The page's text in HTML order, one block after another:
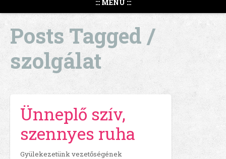
::: MENU :::
Posts Tagged /
szolgálat
Ünneplő szív,
szennyes ruha
Gyülekezetünk vezetőségének